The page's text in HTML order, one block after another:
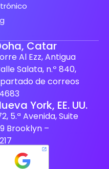
Catar
Al Ezz, Antigua
Salata, n.º 840,
de correos
York, EE. UU.
5.ª Avenida, Suite
Brooklyn –